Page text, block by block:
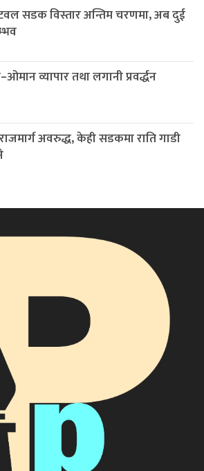
सडक विस्तार अन्तिम चरणमा, अब दुई
व्यापार तथा लगानी प्रवर्द्धन
अवरुद्ध, केही सडकमा राति गाडी